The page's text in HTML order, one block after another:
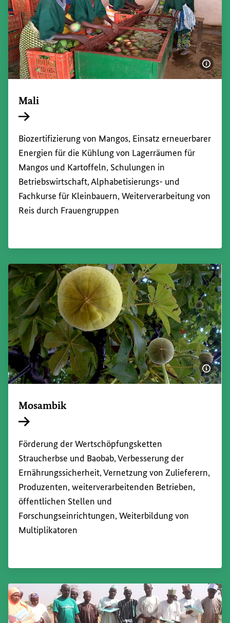
Mali
Biozertifizierung von Mangos, Einsatz erneuerbarer
Energien für die Kühlung von Lagerräumen für
Mangos und Kartoffeln, Schulungen in
Betriebswirtschaft, Alphabetisierungs- und
Fachkurse für Kleinbauern, Weiterverarbeitung von
Reis durch Frauengruppen
Mosambik
Förderung der Wertschöpfungsketten
Straucherbse und Baobab, Verbesserung der
Ernährungssicherheit, Vernetzung von Zulieferern,
Produzenten, weiterverarbeitenden Betrieben,
öffentlichen Stellen und
Forschungseinrichtungen, Weiterbildung von
Multiplikatoren